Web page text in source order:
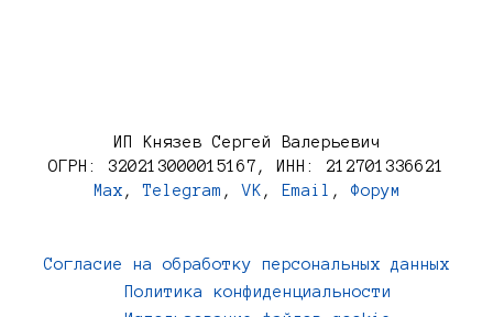
ИП Князев Сергей Валерьевич
ОГРН: 320213000015167, ИНН: 212701336621
Max ,Telegram ,VK , Email , Форум
Согласие на обработку персональных данных
Политика конфиденциальности